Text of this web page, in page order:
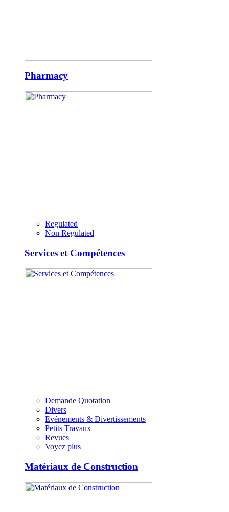
Pharmacy
Regulated
Non Regulated
Services et Compétences
Demande Quotation
Divers
Evénements & Divertissements
Petits Travaux
Revues
Voyez plus
Matériaux de Construction